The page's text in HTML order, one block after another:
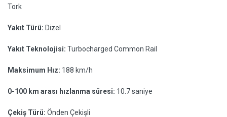
Tork
Yakıt Türü: Dizel
Yakıt Teknolojisi: Turbocharged Common Rail
Maksimum Hız: 188 km/h
0-100 km arası hızlanma süresi: 10.7 saniye
Çekiş Türü: Önden Çekişli